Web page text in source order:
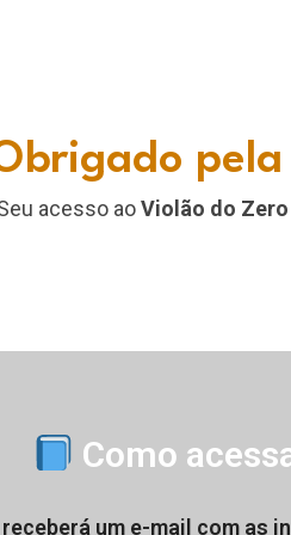
acesso aoViolão do Zero
Como
um e-mail com as